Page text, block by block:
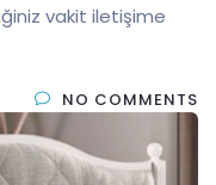
vakit iletişime
NO COMMENTS